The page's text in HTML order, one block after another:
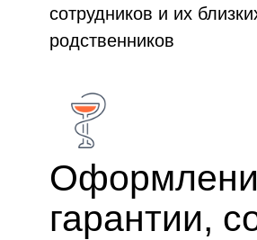
сотрудников и их
родственников
гарантии,